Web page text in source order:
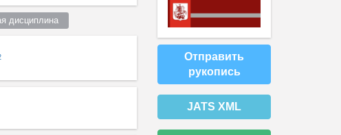
дисциплина
Отправить
рукопись
JATS XML